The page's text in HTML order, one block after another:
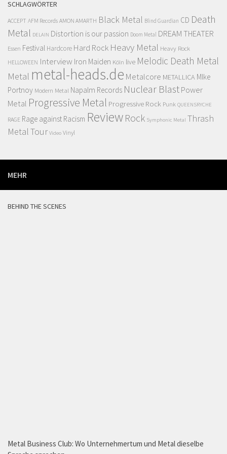
SCHLAGWÖRTER
ACCEPT AFM Records AMON AMARTH Black Metal Blind Guardian CD Death
Metal DELAIN Distortion is our passion Doom Metal DREAM THEATER
Essen Festival Hardcore Hard Rock Heavy Metal Heavy Rock
HELLOWEEN Interview Iron Maiden Köln live Melodic Death Metal
Metal metal-heads.de Metalcore METALLICA MIke
Portnoy Modern Metal Napalm Records Nuclear Blast Power
Metal Progressive Metal Progressive Rock Punk QUEENSRYCHE
RAGE Rage against Racism Review Rock Symphonic Metal Thrash
MetalTour Video Vinyl
MEHR
BEHIND THE SCENES
Metal Business Club: Wo Unternehmertum und Metal dieselbe